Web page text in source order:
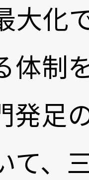
大化
体制
発足
て、